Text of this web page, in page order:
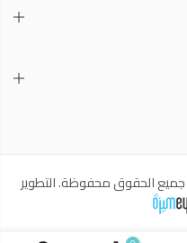
جميع الحقوق محفوظة. التطوير